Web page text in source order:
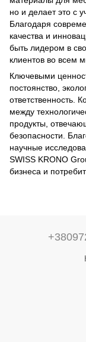
но и делает это с
Благодаря
качества и
быть лидером в
клиентов во всем
Ключевыми
постоянство,
ответственность.
между
продукты,
безопасности.
научные
SWISS KRONO
бизнеса и